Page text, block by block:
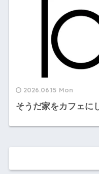
2026.06.15 Mon
そうだ家をカフェに